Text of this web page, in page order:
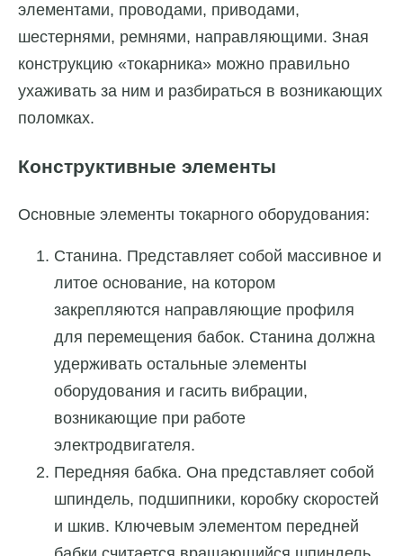
элементами, проводами, приводами,
шестернями, ремнями, направляющими. Зная
конструкцию «токарника» можно правильно
ухаживать за ним и разбираться в возникающих
поломках.
Конструктивные элементы
Основные элементы токарного оборудования:
Станина. Представляет собой массивное и
литое основание, на котором
закрепляются направляющие профиля
для перемещения бабок. Станина должна
удерживать остальные элементы
оборудования и гасить вибрации,
возникающие при работе
электродвигателя.
Передняя бабка. Она представляет собой
шпиндель, подшипники, коробку скоростей
и шкив. Ключевым элементом передней